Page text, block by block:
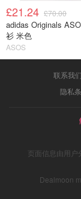
£21.24 £70.00
adidas Originals
衫 米色
ASOS
联系我们
隐私
页面信息由用
Dealmoon